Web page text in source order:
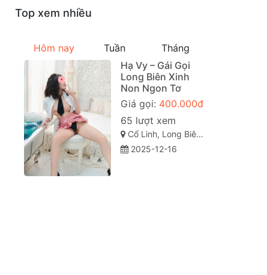
Top xem nhiều
Hôm nay Tuần
Tháng
Hạ Vy – Gái Gọi
Long Biên Xinh
Non Ngon Tơ
Giá gọi: 400.000đ
65 lượt xem
Cổ Linh, Long Biên, Long Biên, Hà Nội
2025-12-16